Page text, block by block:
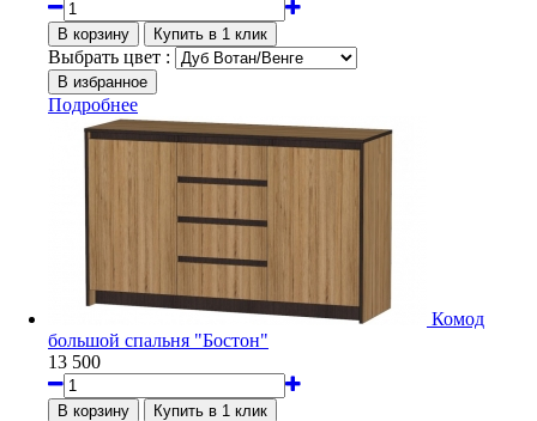
Выбрать цвет :
Подробнее
Комод
большой спальня "Бостон"
13 500